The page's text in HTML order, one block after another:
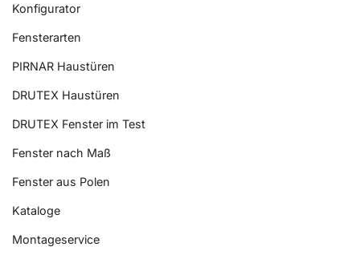
Konfigurator
Fensterarten
PIRNAR Haustüren
DRUTEX Haustüren
DRUTEX Fenster im Test
Fenster nach Maß
Fenster aus Polen
Kataloge
Montageservice